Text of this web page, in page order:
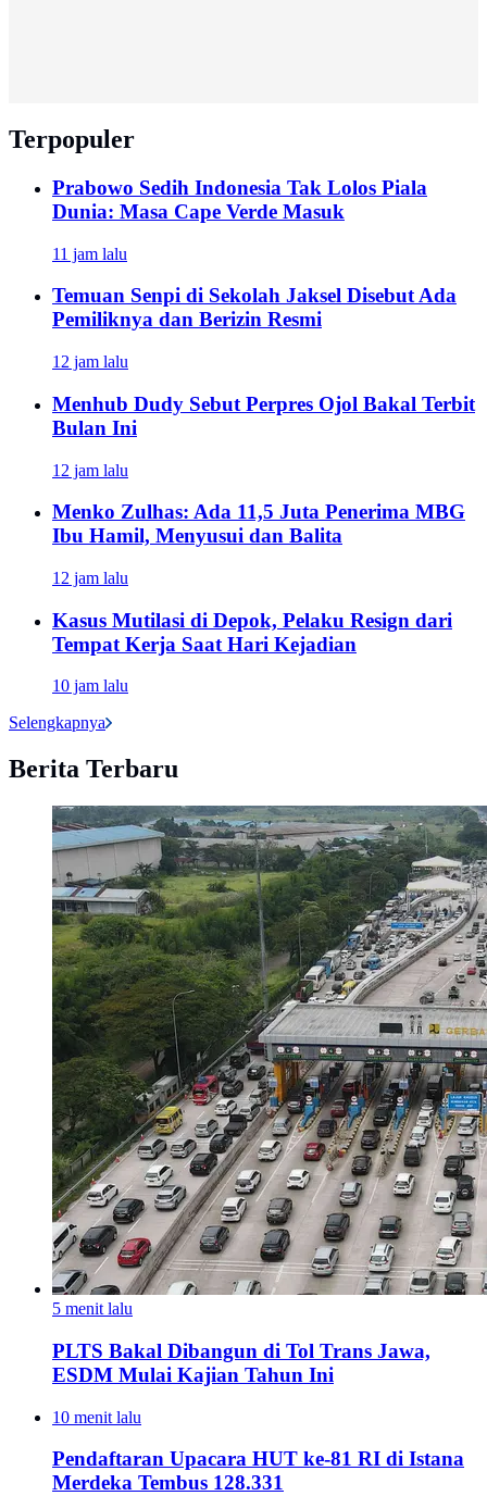
Terpopuler
Prabowo Sedih Indonesia Tak Lolos Piala
Dunia: Masa Cape Verde Masuk
11 jam lalu
Temuan Senpi di Sekolah Jaksel Disebut Ada
Pemiliknya dan Berizin Resmi
12 jam lalu
Menhub Dudy Sebut Perpres Ojol Bakal Terbit
Bulan Ini
12 jam lalu
Menko Zulhas: Ada 11,5 Juta Penerima MBG
Ibu Hamil, Menyusui dan Balita
12 jam lalu
Kasus Mutilasi di Depok, Pelaku Resign dari
Tempat Kerja Saat Hari Kejadian
10 jam lalu
Selengkapnya
Berita Terbaru
5 menit lalu
PLTS Bakal Dibangun di Tol Trans Jawa,
ESDM Mulai Kajian Tahun Ini
10 menit lalu
Pendaftaran Upacara HUT ke-81 RI di Istana
Merdeka Tembus 128.331